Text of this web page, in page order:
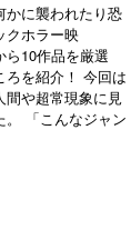
かに襲われたり恐
クホラー映
10作品を厳選
ろを紹介！ 今回は
や超常現象に見
。 「こんなジャン